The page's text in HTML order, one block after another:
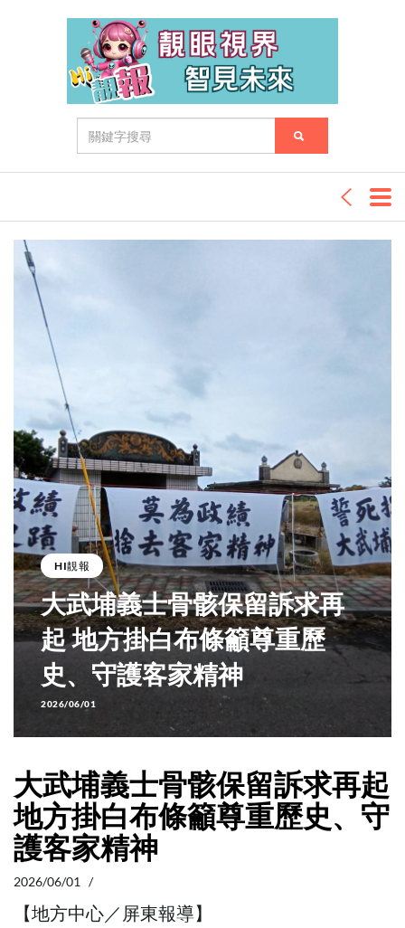
HI靚報
大武埔義士骨骸保留訴求再
起 地方掛白布條籲尊重歷
史、守護客家精神
2026/06/01
大武埔義士骨骸保留訴求再起
地方掛白布條籲尊重歷史、守
護客家精神
2026/06/01 /
【地方中心／屏東報導】